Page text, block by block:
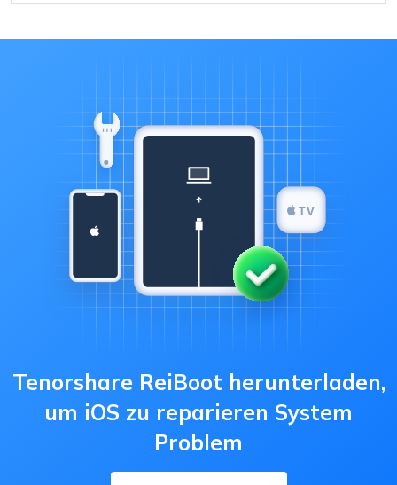
Tenorshare ReiBoot herunterladen,
um iOS zu reparieren System
Problem